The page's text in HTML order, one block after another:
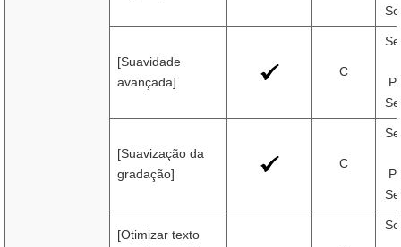
[Suavidade
avançada]
C
[Suavização da
gradação]
C
[Otimizar texto